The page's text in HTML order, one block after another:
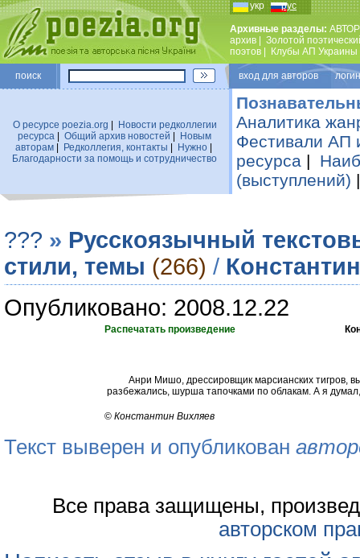
укр рус
Архивные разделы:
архив
Золотой
поэтов
Клубы АП Украины
поиск вход для авторов
О ресурсе poezia.org
Новости редколлегии
ресурса
Общий архив новостей
Новым
авторам| Редколлегия, контакты Нужно|
Благодарности за помощь и сотрудничество
Аналитика
Фестивали АП
ресурса |
(выступлений)
??? » Русскоязычный
стили, темы (266) /
Опубликовано: 2008.12.22
Распечатать произведение
Анри Мишо, дрессировщик марсианских тигров,
разбежались, шурша тапочками по облакам. А я
© Константин Вихляев
Текст выверен и опубликован
Все права защищены,
авторском